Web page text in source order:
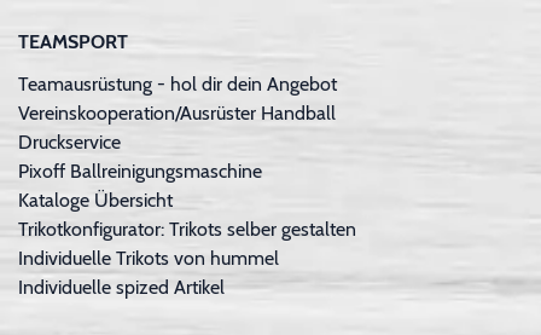
TEAMSPORT
Teamausrüstung - hol dir dein Angebot
Vereinskooperation/Ausrüster Handball
Druckservice
Pixoff Ballreinigungsmaschine
Kataloge Übersicht
Trikotkonfigurator: Trikots selber gestalten
Individuelle Trikots von hummel
Individuelle spized Artikel